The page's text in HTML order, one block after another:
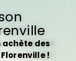
achète des
!